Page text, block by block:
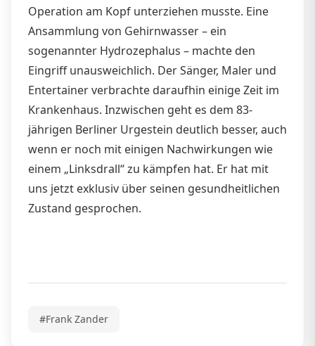
Operation am Kopf unterziehen musste. Eine
Ansammlung von Gehirnwasser – ein
sogenannter Hydrozephalus – machte den
Eingriff unausweichlich. Der Sänger, Maler und
Entertainer verbrachte daraufhin einige Zeit im
Krankenhaus. Inzwischen geht es dem 83-
jährigen Berliner Urgestein deutlich besser, auch
wenn er noch mit einigen Nachwirkungen wie
einem „Linksdrall“ zu kämpfen hat. Er hat mit
uns jetzt exklusiv über seinen gesundheitlichen
Zustand gesprochen.
#Frank Zander